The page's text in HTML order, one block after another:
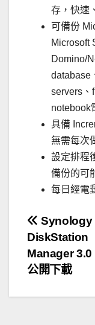
存，快速
可備份
Microsoft
Domino/
database
servers、
notebook
具備
無需每次
設定排程
備份的可
每日經電
文
章
導
覽
Synology
DiskStation
Manager 3.0
公開下載